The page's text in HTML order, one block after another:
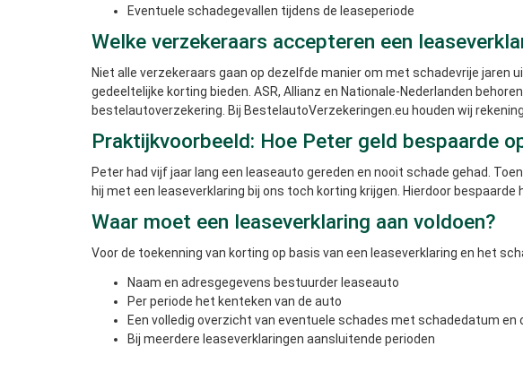
Eventuele schadegevallen tijdens de leaseperiode
Welke verzekeraars accepteren een
Niet alle verzekeraars gaan op dezelfde manier om met schadevrije jaren
gedeeltelijke korting bieden. ASR, Allianz en Nationale-Nederlanden
bestelautoverzekering. Bij BestelautoVerzekeringen.eu houden wij
Praktijkvoorbeeld: Hoe Peter geld bespaarde
Peter had vijf jaar lang een leaseauto gereden en nooit schade gehad.
hij met een leaseverklaring bij ons toch korting krijgen. Hierdoor bespaarde
Waar moet een leaseverklaring aan voldoen?
Voor de toekenning van korting op basis van een leaseverklaring en het
Naam en adresgegevens bestuurder leaseauto
Per periode het kenteken van de auto
Een volledig overzicht van eventuele schades met schadedatum en
Bij meerdere leaseverklaringen aansluitende perioden